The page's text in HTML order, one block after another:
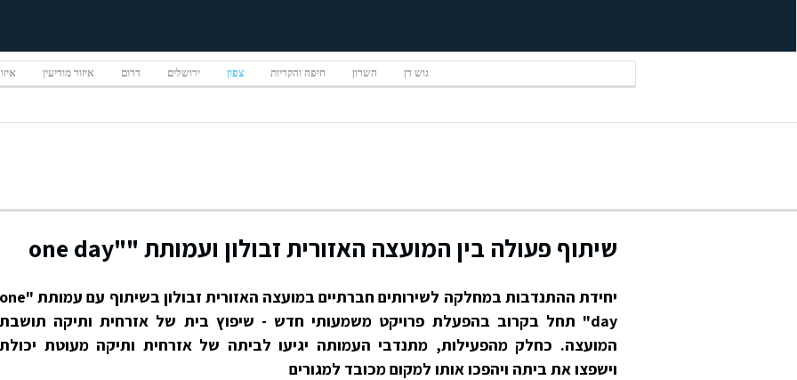
גוש דן השרון חיפה והקריות צפון ירושלים דרום איזור מודיעין
שיתוף פעולה בין המועצה האזורית זבולון ועמותת ""one day
יחידת ההתנדבות במחלקה לשירותים חברתיים במועצה האזורית זבולון בשיתוף עם עמותת "one
day" תחל בקרוב בהפעלת פרויקט משמעותי חדש - שיפוץ בית של אזרחית ותיקה תושבת
המועצה. כחלק מהפעילות, מתנדבי העמותה יגיעו לביתה של אזרחית ותיקה מעוטת יכולת
וישפצו את ביתה ויהפכו אותו למקום מכובד למגורים